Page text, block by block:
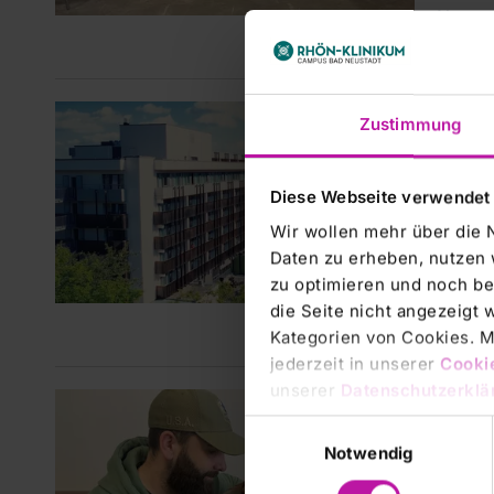
Zustimmung
Diese Webseite
Wir wollen mehr über die
Daten zu erheben,
zu optimieren und noch
die Seite nicht angezeigt
Kategorien von Cookies.
jederzeit in unserer
unserer
Notwendig
Die
ihr
sich
in
Mit